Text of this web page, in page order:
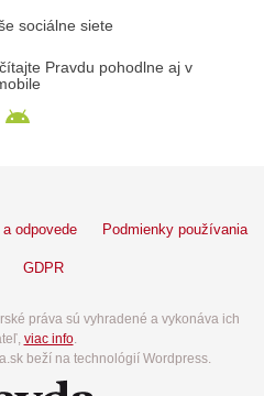
sociálne siete
Pravdu pohodlne aj v
odpovede Podmienky používania
GDPR
práva sú vyhradené a vykonáva ich
viac info.
beží na technológií Wordpress.